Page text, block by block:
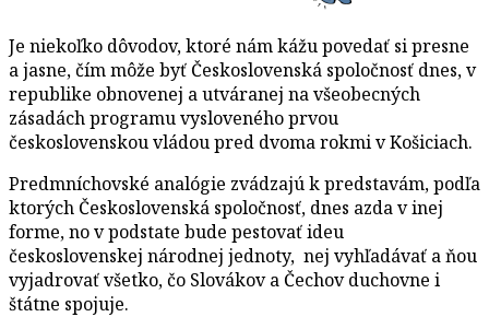
Je niekoľko dôvodov, ktoré nám kážu povedať si presne
a jasne, čím môže byť Československá spoločnosť dnes, v
republike obnovenej a utváranej na všeobecných
zásadách programu vysloveného prvou
československou vládou pred dvoma rokmi v Košiciach.
Predmníchovské analógie zvádzajú k predstavám, podľa
ktorých Československá spoločnosť, dnes azda v inej
forme, no v podstate bude pestovať ideu
československej národnej jednoty, nej vyhľadávať a ňou
vyjadrovať všetko, čo Slovákov a Čechov duchovne i
štátne spojuje.